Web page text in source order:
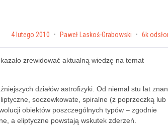
Posted on
4 lutego 2010 by Paweł Laskoś-Grabowski 6k
zrewidować aktualną wiedzę na temat
działów astrofizyki. Od niemal stu lat
soczewkowate, spiralne (z poprzeczką lub
obiektów poszczególnych typów – zgodnie
a eliptyczne powstają wskutek zderzeń.